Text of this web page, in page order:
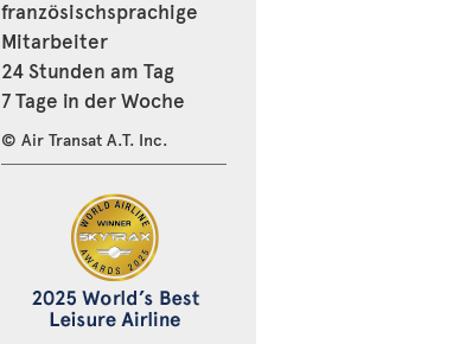
französischsprachige
Mitarbeiter
24 Stunden am Tag
7 Tage in der Woche
© Air Transat A.T. Inc.